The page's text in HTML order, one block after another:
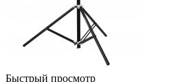
Быстрый просмотр